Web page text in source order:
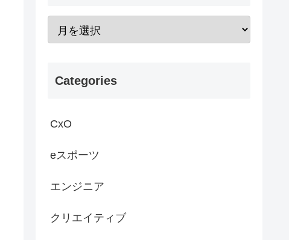
Categories
CxO
eスポーツ
エンジニア
クリエイティブ